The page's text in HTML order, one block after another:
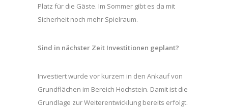
Platz für die Gäste. Im Sommer gibt es da mit
Sicherheit noch mehr Spielraum.
Sind in nächster Zeit Investitionen geplant?
Investiert wurde vor kurzem in den Ankauf von
Grundflächen im Bereich Hochstein. Damit ist die
Grundlage zur Weiterentwicklung bereits erfolgt.